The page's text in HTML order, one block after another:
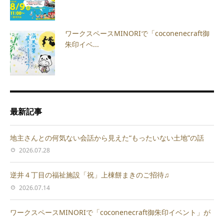
ワークスペースMINORIで「coconenecraft御
朱印イベ...
最新記事
地主さんとの何気ない会話から見えた“もったいない土地”の話
2026.07.28
逆井４丁目の福祉施設「祝」上棟餅まきのご招待♫
2026.07.14
ワークスペースMINORIで「coconenecraft御朱印イベント」が